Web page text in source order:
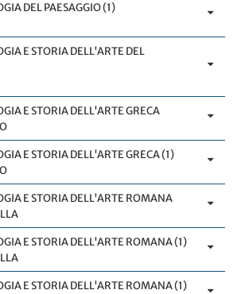
DEL PAESAGGIO (1)
E STORIA DELL'ARTE DEL
E STORIA DELL'ARTE GRECA
E STORIA DELL'ARTE GRECA (1)
E STORIA DELL'ARTE ROMANA
E STORIA DELL'ARTE ROMANA (1)
E STORIA DELL'ARTE ROMANA (1)